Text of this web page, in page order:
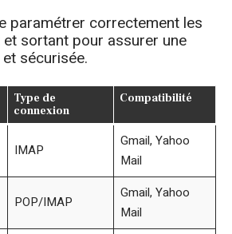
paramétrer correctement les
sortant pour assurer une
sécurisée.
Type de
connexion
Compatibilité
IMAP
Gmail, Yahoo
Mail
POP/IMAP
Gmail, Yahoo
Mail